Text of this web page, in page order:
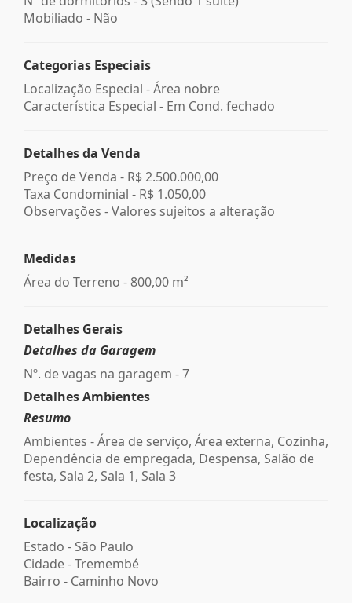
Mobiliado - Não
Categorias Especiais
Localização Especial - Área nobre
Característica Especial - Em Cond. fechado
Detalhes da Venda
Preço de Venda - R$ 2.500.000,00
Taxa Condominial - R$ 1.050,00
Observações - Valores sujeitos a alteração
Medidas
Área do Terreno - 800,00 m²
Detalhes Gerais
Detalhes da Garagem
Nº. de vagas na garagem - 7
Detalhes Ambientes
Resumo
Ambientes - Área de serviço, Área externa, Cozinha,
Dependência de empregada, Despensa, Salão de
festa, Sala 2, Sala 1, Sala 3
Localização
Estado - São Paulo
Cidade -Tremembé
Bairro - Caminho Novo